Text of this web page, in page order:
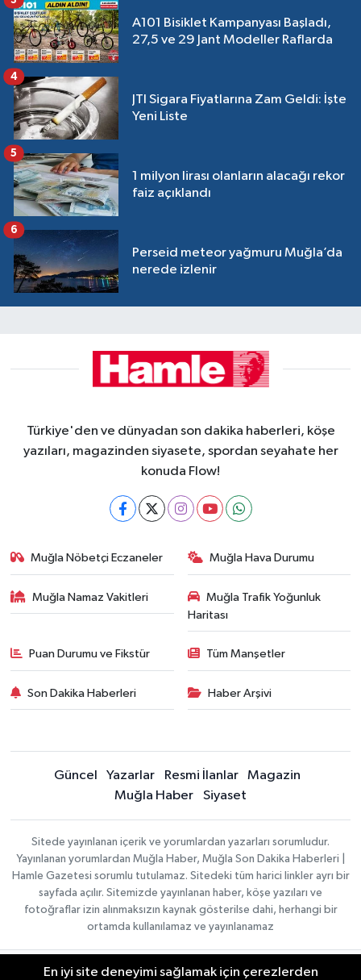
A101 Bisiklet Kampanyası Başladı,
27,5 ve 29 Jant Modeller Raflarda
JTI Sigara Fiyatlarına Zam Geldi: İşte
Yeni Liste
4
1 milyon lirası olanların alacağı rekor
faiz açıklandı
5
Perseid meteor yağmuru Muğla’da
nerede izlenir
6
Türkiye'den ve dünyadan son dakika haberleri, köşe
yazıları, magazinden siyasete, spordan seyahate her
konuda Flow!
Muğla Nöbetçi Eczaneler Muğla Hava Durumu
Muğla Namaz Vakitleri
Muğla Trafik Yoğunluk
Haritası
Puan Durumu ve Fikstür Tüm Manşetler
Son Dakika Haberleri Haber Arşivi
Güncel Yazarlar Resmi İlanlar
Magazin
Muğla Haber
Siyaset
Sitede yayınlanan içerik ve yorumlardan yazarları sorumludur.
Yayınlanan yorumlardan Muğla Haber, Muğla Son Dakika Haberleri |
Hamle Gazetesi sorumlu tutulamaz. Sitedeki tüm harici linkler ayrı bir
sayfada açılır. Sitemizde yayınlanan haber, köşe yazıları ve
fotoğraflar izin alınmaksızın kaynak gösterilse dahi, herhangi bir
ortamda kullanılamaz ve yayınlanamaz
Gizlilik Sözleşmesi
En iyi site deneyimi sağlamak için çerezlerden